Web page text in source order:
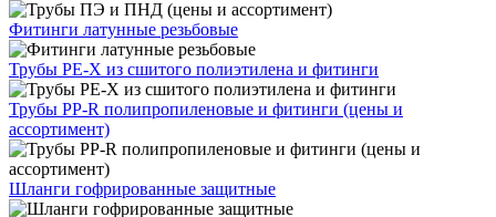
Фитинги латунные резьбовые
Трубы PE-X из сшитого полиэтилена и фитинги
Трубы PP-R полипропиленовые и фитинги (цены и
ассортимент)
Шланги гофрированные защитные